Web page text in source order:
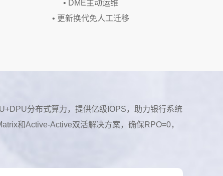
• DME主动运维
• 更新换代免人工迁移
分布式算力，提供亿级IOPS，助力银行系统
和Active-Active双活解决方案，确保RPO=0，